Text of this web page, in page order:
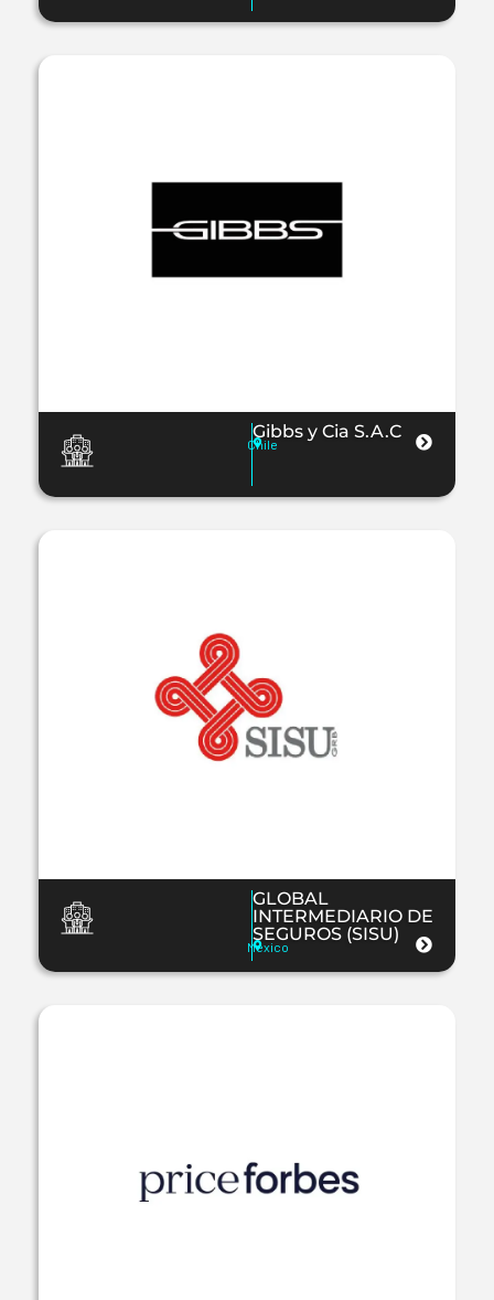
Gibbs y Cia S.A.C
Chile
GLOBAL
INTERMEDIARIO DE
SEGUROS (SISU)
Mexico